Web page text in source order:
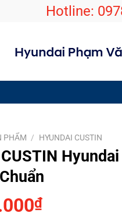
Hotline:
PHẨM / HYUNDAI CUSTIN
₫